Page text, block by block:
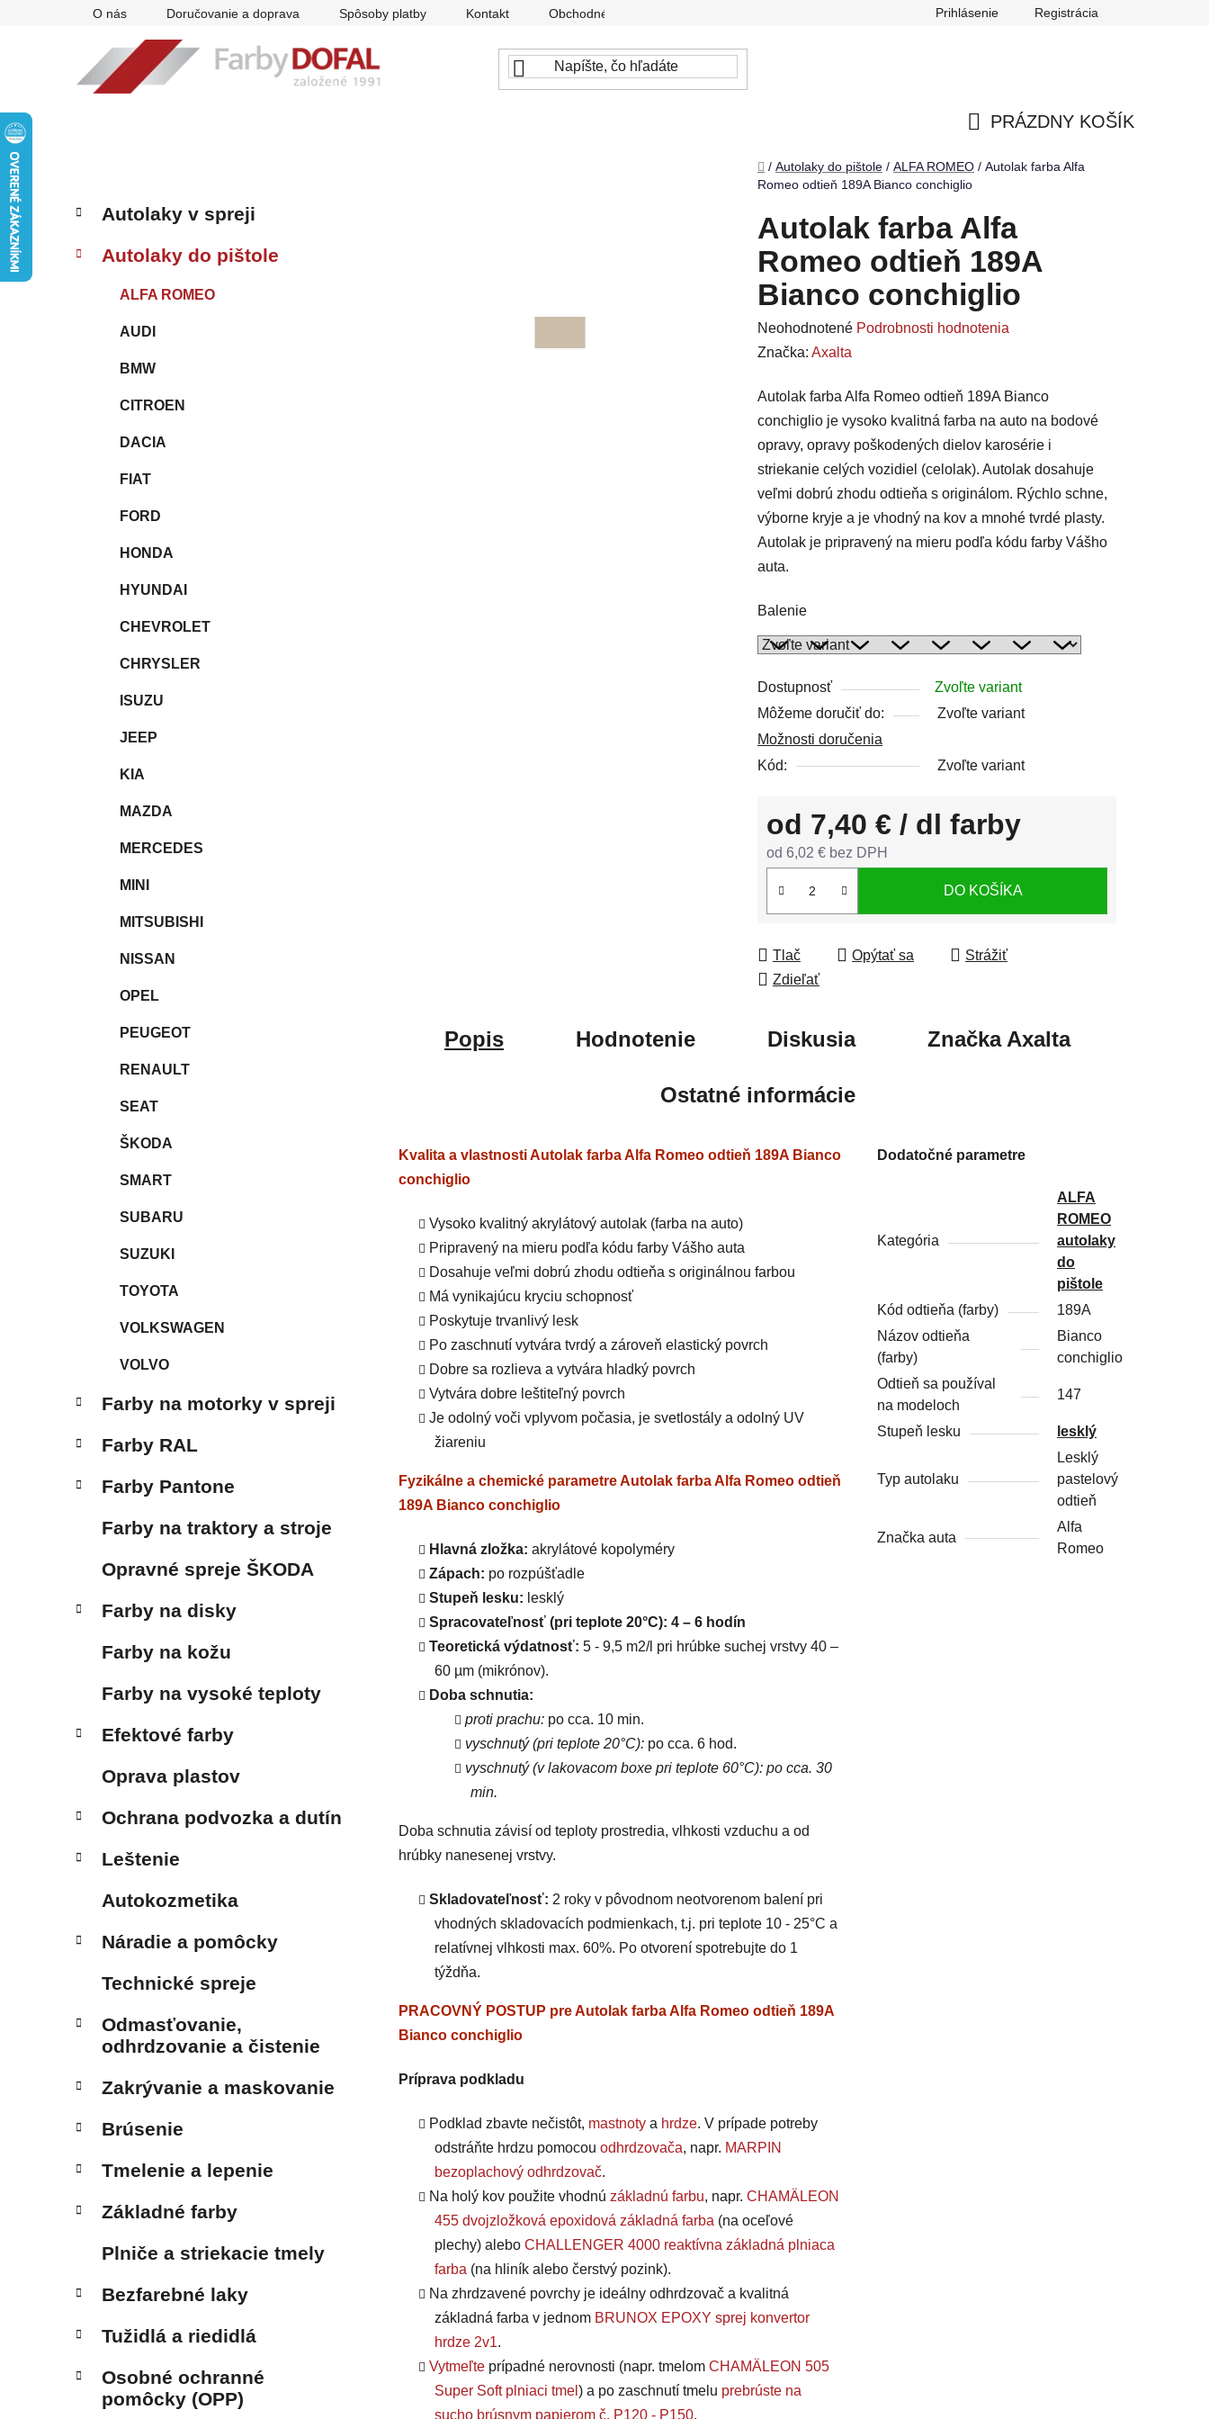
O nás Doručovanie a doprava Spôsoby platby Kontakt Obchodné podmienky Reklamačný poriadok Odstúpenie od zmluvy
Prihlásenie Registrácia
KOŠÍK
PRÁZDNY KOŠÍK
Domov
/ Autolaky do pištole / ALFA ROMEO / Autolak farba Alfa
Romeo odtieň 189A Bianco conchiglio
B
č
kategórie
a
e
Autolaky v spreji
Autolaky do pištole
ALFA ROMEO
AUDI
BMW
CITROEN
DACIA
FIAT
FORD
HONDA
HYUNDAI
CHEVROLET
CHRYSLER
ISUZU
JEEP
KIA
MAZDA
MERCEDES
MINI
MITSUBISHI
NISSAN
OPEL
PEUGEOT
RENAULT
SEAT
ŠKODA
SMART
SUBARU
SUZUKI
TOYOTA
VOLKSWAGEN
VOLVO
Farby na motorky v spreji
Farby RAL
Farby Pantone
Farby na traktory a stroje
Opravné spreje ŠKODA
Farby na disky
Farby na kožu
Farby na vysoké teploty
Efektové farby
Oprava plastov
Ochrana podvozka a dutín
Leštenie
Autokozmetika
Náradie a pomôcky
Technické spreje
Odmasťovanie,
odhrdzovanie a čistenie
Zakrývanie a maskovanie
Brúsenie
Tmelenie a lepenie
Základné farby
Plniče a striekacie tmely
Bezfarebné laky
Tužidlá a riedidlá
Osobné ochranné
pomôcky (OPP)
Autolak farba Alfa
Romeo odtieň 189A
Bianco conchiglio
Priemerné
hodnotenie
je
0,0
z
5
hviezdičiek.
Neohodnotené Podrobnosti hodnotenia
Značka: Axalta
Autolak farba Alfa Romeo odtieň 189A Bianco
conchiglio je vysoko kvalitná farba na auto na bodové
opravy, opravy poškodených dielov karosérie i
striekanie celých vozidiel (celolak). Autolak dosahuje
veľmi dobrú zhodu odtieňa s originálom. Rýchlo schne,
výborne kryje a je vhodný na kov a mnohé tvrdé plasty.
Autolak je pripravený na mieru podľa kódu farby Vášho
auta.
Balenie
Dostupnosť
Zvoľte variant
Môžeme doručiť do:
Zvoľte variant
Možnosti doručenia
Kód:
Zvoľte variant
od 7,40 € / dl farby
od 6,02 € bez DPH
DO KOŠÍKA
Tlač Opýtať sa
Strážiť
Zdieľať
Popis Hodnotenie Diskusia ZnačkaAxalta
Ostatné informácie
Kvalita a vlastnosti Autolak farba Alfa Romeo odtieň 189A Bianco
conchiglio
Vysoko kvalitný akrylátový autolak (farba na auto)
Pripravený na mieru podľa kódu farby Vášho auta
Dosahuje veľmi dobrú zhodu odtieňa s originálnou farbou
Má vynikajúcu kryciu schopnosť
Poskytuje trvanlivý lesk
Po zaschnutí vytvára tvrdý a zároveň elastický povrch
Dobre sa rozlieva a vytvára hladký povrch
Vytvára dobre leštiteľný povrch
Je odolný voči vplyvom počasia, je svetlostály a odolný UV
žiareniu
Fyzikálne a chemické parametre Autolak farba Alfa Romeo odtieň
189A Bianco conchiglio
Hlavná zložka: akrylátové kopolyméry
Zápach: po rozpúšťadle
Stupeň lesku: lesklý
Spracovateľnosť (pri teplote 20°C): 4 – 6 hodín
Teoretická výdatnosť: 5 - 9,5 m2/l pri hrúbke suchej vrstvy 40 –
60 µm (mikrónov).
Doba schnutia:
proti prachu: po cca. 10 min.
vyschnutý (pri teplote 20°C): po cca. 6 hod.
vyschnutý (v lakovacom boxe pri teplote 60°C): po cca. 30
min.
Doba schnutia závisí od teploty prostredia, vlhkosti vzduchu a od
hrúbky nanesenej vrstvy.
Skladovateľnosť: 2 roky v pôvodnom neotvorenom balení pri
vhodných skladovacích podmienkach, t.j. pri teplote 10 - 25°C a
relatívnej vlhkosti max. 60%. Po otvorení spotrebujte do 1
týždňa.
PRACOVNÝ POSTUP pre Autolak farba Alfa Romeo odtieň 189A
Bianco conchiglio
Príprava podkladu
Podklad zbavte nečistôt, mastnoty a hrdze. V prípade potreby
odstráňte hrdzu pomocou odhrdzovača, napr. MARPIN
bezoplachový odhrdzovač.
Na holý kov použite vhodnú základnú farbu, napr. CHAMÄLEON
455 dvojzložková epoxidová základná farba (na oceľové
plechy) alebo CHALLENGER 4000 reaktívna základná plniaca
farba (na hliník alebo čerstvý pozink).
Na zhrdzavené povrchy je ideálny odhrdzovač a kvalitná
základná farba v jednom BRUNOX EPOXY sprej konvertor
hrdze 2v1.
Vytmeľte prípadné nerovnosti (napr. tmelom CHAMÄLEON 505
Super Soft plniaci tmel ) a po zaschnutí tmelu prebrúste na
sucho brúsnym papierom č. P120 - P150.
Dodatočné parametre
Kategória
ALFA
ROMEO
autolaky
do
pištole
Kód odtieňa (farby)
189A
Názov odtieňa
(farby)
Bianco
conchiglio
Odtieň sa používal
na modeloch
147
Stupeň lesku lesklý
Typ autolaku
Lesklý
pastelový
odtieň
Značka auta
Alfa
Romeo